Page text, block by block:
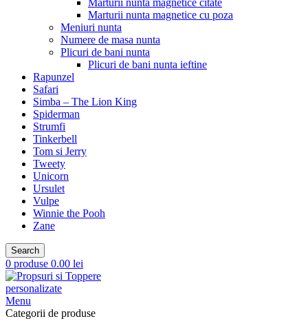
Marturii nunta magnetice citate
Marturii nunta magnetice cu poza
Meniuri nunta
Numere de masa nunta
Plicuri de bani nunta
Plicuri de bani nunta ieftine
Rapunzel
Safari
Simba – The Lion King
Spiderman
Strumfi
Tinkerbell
Tom si Jerry
Tweety
Unicorn
Ursulet
Vulpe
Winnie the Pooh
Zane
Search
0 produse 0.00 lei
Menu
Categorii de produse